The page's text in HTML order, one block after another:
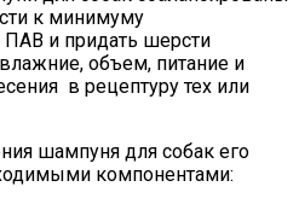
к минимуму
и придать шерсти
объем, питание и
в рецептуру тех или
шампуня для собак его
компонентами: